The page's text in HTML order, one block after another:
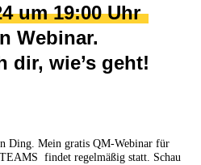
um 19:00 Uhr
Webinar.
dir, wie’s geht!
Ding. Mein gratis QM-Webinar für
findet regelmäßig statt. Schau